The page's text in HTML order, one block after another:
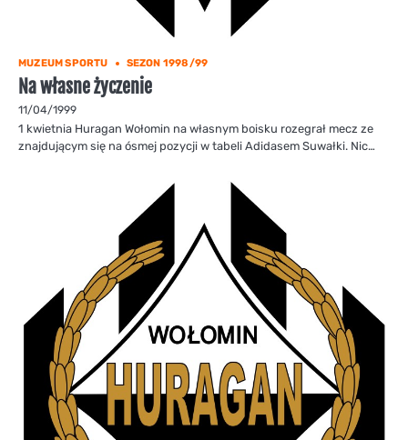
MUZEUM SPORTU SEZON 1998/99
Na własne życzenie
11/04/1999
1 kwietnia Huragan Wołomin na własnym boisku rozegrał mecz ze
znajdującym się na ósmej pozycji w tabeli Adidasem Suwałki. Nic…